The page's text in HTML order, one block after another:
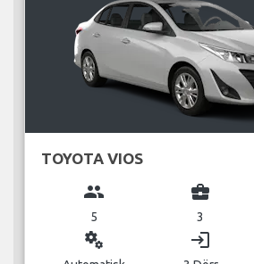
TOYOTA VIOS
group
5
business_center
3
miscellaneous_services login